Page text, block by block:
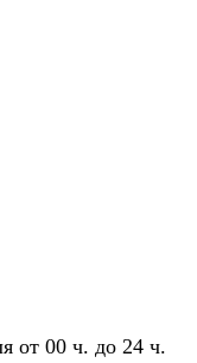
от 00 ч. до 24 ч.